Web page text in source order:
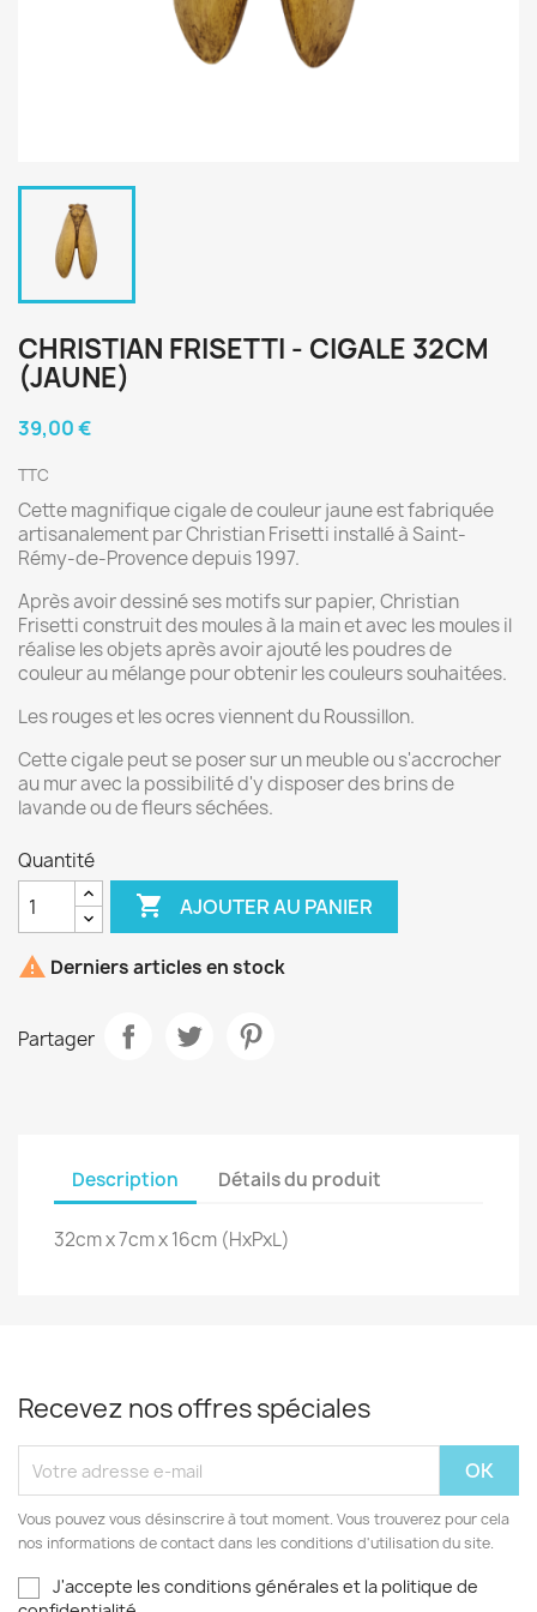
CHRISTIAN FRISETTI - CIGALE 32CM
(JAUNE)
39,00 €
TTC
Cette magnifique cigale de couleur jaune est fabriquée
artisanalement par Christian Frisetti installé à Saint-
Rémy-de-Provence depuis 1997.
Après avoir dessiné ses motifs sur papier, Christian
Frisetti construit des moules à la main et avec les moules il
réalise les objets après avoir ajouté les poudres de
couleur au mélange pour obtenir les couleurs souhaitées.
Les rouges et les ocres viennent du Roussillon.
Cette cigale peut se poser sur un meuble ou s'accrocher
au mur avec la possibilité d'y disposer des brins de
lavande ou de fleurs séchées.
Quantité
 AJOUTER AU PANIER
 Derniers articles en stock
Partager
Description Détails du produit
32cm x 7cm x 16cm (HxPxL)
Recevez nos offres spéciales
Vous pouvez vous désinscrire à tout moment. Vous trouverez pour cela
nos informations de contact dans les conditions d'utilisation du site.
J'accepte les conditions générales et la politique de